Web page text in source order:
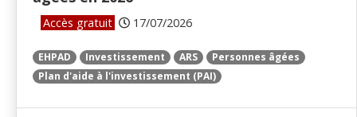
Accès gratuit 17/07/2026
EHPAD Investissement ARS
Personnes âgées
Plan d'aide à l'investissement (PAI)